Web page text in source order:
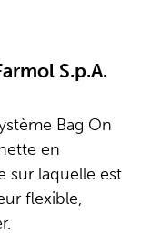
S.p.A.
Bag On
en
sur laquelle est
flexible,